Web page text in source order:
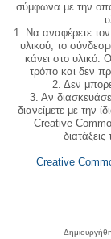
σύμφωνα με την
1. Να αναφέρετε τον
υλικού, το
κάνει στο υλικό.
τρόπο και δεν
2. Δεν
3. Αν
διανείμετε με την
Creative
Creative